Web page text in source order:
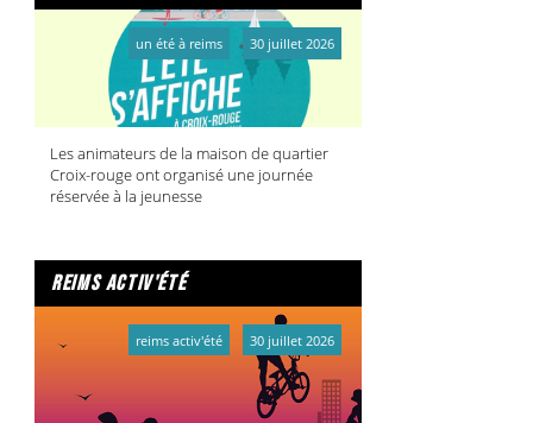
Les animateurs de la maison de quartier
Croix-rouge ont organisé une journée
réservée à la jeunesse
un été à reims 30 juillet 2026
reims activ'été
reims activ'été 30 juillet 2026